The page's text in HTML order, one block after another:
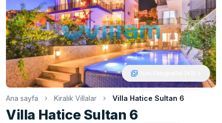
Ana sayfa Kiralık Villalar Villa Hatice Sultan 6
Villa Hatice Sultan 6